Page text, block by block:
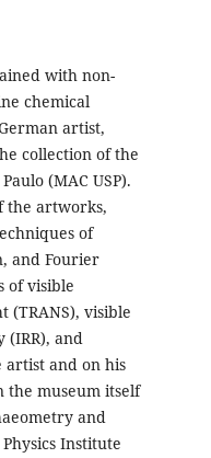
with non-
chemical
artist,
collection of the
(MAC USP).
the artworks,
of
and Fourier
of visible
(TRANS), visible
(IRR), and
and on his
the museum itself
and
Institute